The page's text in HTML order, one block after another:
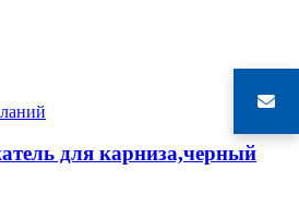
для карниза,черный